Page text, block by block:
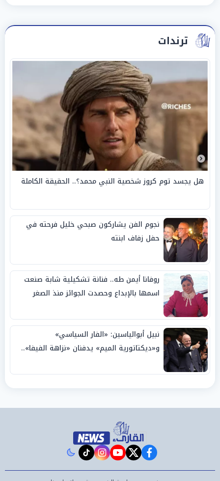
ترندات
هل يجسد توم كروز شخصية النبي محمد؟.. الحقيقة الكاملة
نجوم الفن يشاركون صبحي خليل فرحته في
حفل زفاف ابنته
روفانا أيمن طه.. فنانة تشكيلية شابة صنعت
اسمها بالإبداع وحصدت الجوائز منذ الصغر
نبيل أبوالياسين: «الفار السياسي»
و«ديكتاتورية الميم» يدفنان «نزاهة الفيفا»..
facebook
twitter
youtube
instagram
tiktok